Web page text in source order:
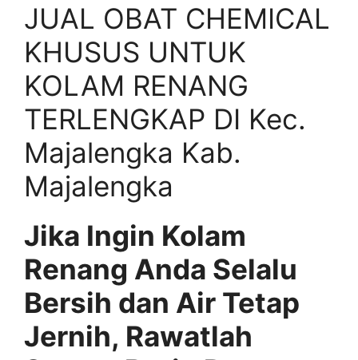
JUAL OBAT CHEMICAL
KHUSUS UNTUK
KOLAM RENANG
TERLENGKAP DI Kec.
Majalengka Kab.
Majalengka
Jika Ingin Kolam
Renang Anda Selalu
Bersih dan Air Tetap
Jernih, Rawatlah